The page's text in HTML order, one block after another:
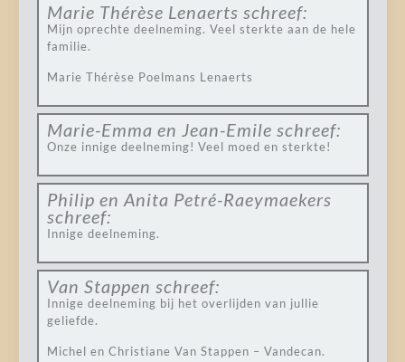
Marie Thérèse Lenaerts schreef:
Mijn oprechte deelneming. Veel sterkte aan de hele
familie.
Marie Thérèse Poelmans Lenaerts
Marie-Emma en Jean-Emile schreef:
Onze innige deelneming! Veel moed en sterkte!
Philip en Anita Petré-Raeymaekers
schreef:
Innige deelneming.
Van Stappen schreef:
Innige deelneming bij het overlijden van jullie
geliefde.
Michel en Christiane Van Stappen – Vandecan.